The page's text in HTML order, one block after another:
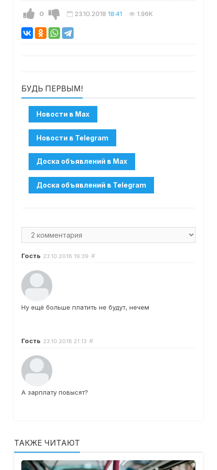
0 23.10.2018 18:41 1.96K
БУДЬ ПЕРВЫМ!
Гость 23.10.2018 19:39 #
Ну ещё больше платить не будут, нечем
Гость 23.10.2018 21:13 #
А зарплату повысят?
ТАКЖЕ ЧИТАЮТ